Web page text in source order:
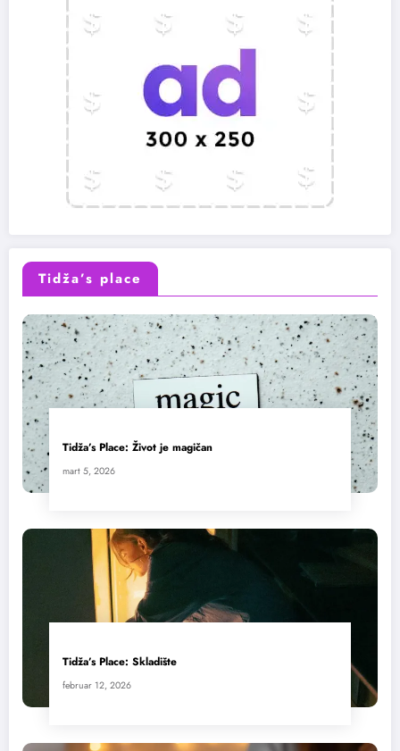
Tidža’s place
Tidža’s Place: Život je magičan
mart 5, 2026
Tidža’s Place: Skladište
februar 12, 2026